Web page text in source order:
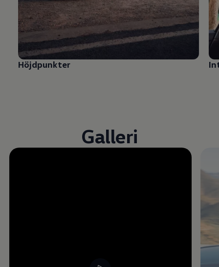
Höjdpunkter
Galleri
Öppna helskärmsläge